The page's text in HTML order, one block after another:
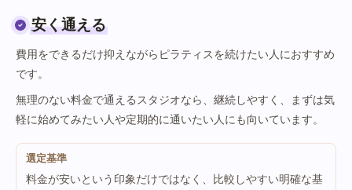
安く通える
費用をできるだけ抑えながらピラティスを続けたい人におすすめ
です。
無理のない料金で通えるスタジオなら、継続しやすく、まずは気
軽に始めてみたい人や定期的に通いたい人にも向いています。
選定基準
料金が安いという印象だけではなく、比較しやすい明確な基